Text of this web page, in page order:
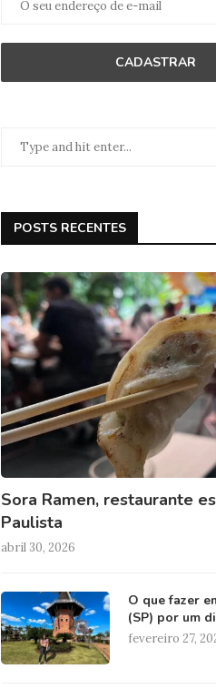
POSTS RECENTES
Sora Ramen, restaurante
Paulista
abril 30, 2026
O que fazer
(SP) por um
fevereiro 27,